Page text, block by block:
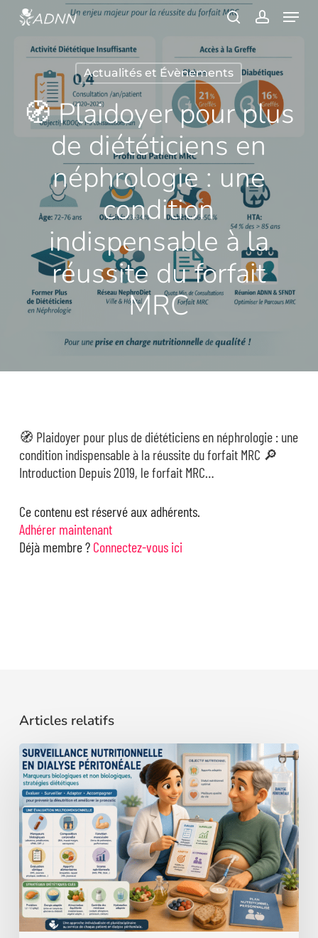
content
Menu
Actualités et Évènements
🧭 Plaidoyer pour plus
de diététiciens en
néphrologie : une
condition
indispensable à la
réussite du forfait
MRC
🧭 Plaidoyer pour plus de diététiciens en néphrologie : une
condition indispensable à la réussite du forfait MRC 🔎
Introduction Depuis 2019, le forfait MRC…
Ce contenu est réservé aux adhérents.
Adhérer maintenant
Déjà membre ? Connectez-vous ici
Articles relatifs
Surveillance
nutritionnelle
en
dialyse
péritonéale
:
un
nouveau
référentiel
au
service